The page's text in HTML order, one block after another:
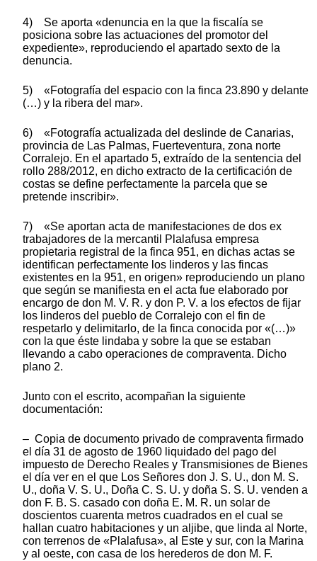
4) Se aporta «denuncia en la que la fiscalía se
posiciona sobre las actuaciones del promotor del
expediente», reproduciendo el apartado sexto de la
denuncia.
5) «Fotografía del espacio con la finca 23.890 y delante
(…) y la ribera del mar».
6) «Fotografía actualizada del deslinde de Canarias,
provincia de Las Palmas, Fuerteventura, zona norte
Corralejo. En el apartado 5, extraído de la sentencia del
rollo 288/2012, en dicho extracto de la certificación de
costas se define perfectamente la parcela que se
pretende inscribir».
7) «Se aportan acta de manifestaciones de dos ex
trabajadores de la mercantil Plalafusa empresa
propietaria registral de la finca 951, en dichas actas se
identifican perfectamente los linderos y las fincas
existentes en la 951, en origen» reproduciendo un plano
que según se manifiesta en el acta fue elaborado por
encargo de don M. V. R. y don P. V. a los efectos de fijar
los linderos del pueblo de Corralejo con el fin de
respetarlo y delimitarlo, de la finca conocida por «(…)»
con la que éste lindaba y sobre la que se estaban
llevando a cabo operaciones de compraventa. Dicho
plano 2.
Junto con el escrito, acompañan la siguiente
documentación:
– Copia de documento privado de compraventa firmado
el día 31 de agosto de 1960 liquidado del pago del
impuesto de Derecho Reales y Transmisiones de Bienes
el día ver en el que Los Señores don J. S. U., don M. S.
U., doña V. S. U., Doña C. S. U. y doña S. S. U. venden a
don F. B. S. casado con doña E. M. R. un solar de
doscientos cuarenta metros cuadrados en el cual se
hallan cuatro habitaciones y un aljibe, que linda al Norte,
con terrenos de «Plalafusa», al Este y sur, con la Marina
y al oeste, con casa de los herederos de don M. F.